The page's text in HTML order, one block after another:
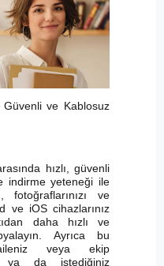
ve Kablosuz
hızlı, güvenli
indirme yeteneği ile
fotoğraflarınızı ve
ve iOS cihazlarınız
daha hızlı ve
Ayrıca bu
veya ekip
ya da istediğiniz